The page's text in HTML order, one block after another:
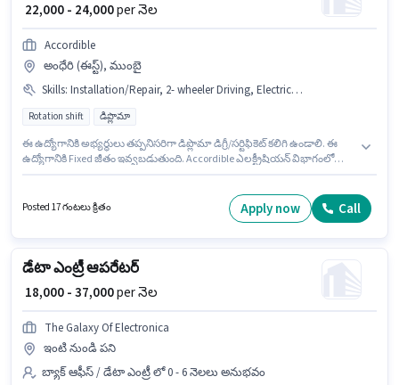
₹ 22,000 - 24,000per నెల
Accordible
అంధేరి (ఈస్ట్), ముంబై
Skills: Installation/Repair, 2- wheeler Driving, Electrical circuit
Rotation shift డిప్లొమా
ఈ ఉద్యోగానికి అభ్యర్థులు తప్పనిసరిగా డిప్లొమా డిగ్రీ/సర్టిఫికెట్ కలిగి ఉండాలి. ఈ
ఉద్యోగానికి Fixed జీతం ఇవ్వబడుతుంది. Accordible ఎలక్ట్రీషియన్ విభాగంలో
ఆధారపడి ఇప్పించబడతాయి. ఈ ఉద్యోగం 4 - 6+ ఏళ్లు సంవత్సరాల అనుభవం ఉన్న
వారికి కోసం అనుకూలంగా ఉంటుంది. మీరు నెలకు ₹24000 వరకు సంపాదించవచ్చు. ఈ
Posted 17 గంటలు క్రితం Apply now Call
డేటా ఎంట్రీ ఆపరేటర్
₹ 18,000 - 37,000per నెల
The Galaxy Of Electronica
ఇంటి నుండి పని
బ్యాక్ ఆఫీస్ / డేటా ఎంట్రీ లో 0 - 6 నెలలు అనుభవం